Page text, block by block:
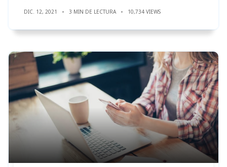
DIC. 12, 2021 3 MIN DE LECTURA 10,734 VIEWS